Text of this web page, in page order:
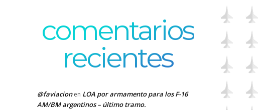
comentarios
recientes
@faviacionen LOA por armamento para los F-16
AM/BM argentinos – último tramo.